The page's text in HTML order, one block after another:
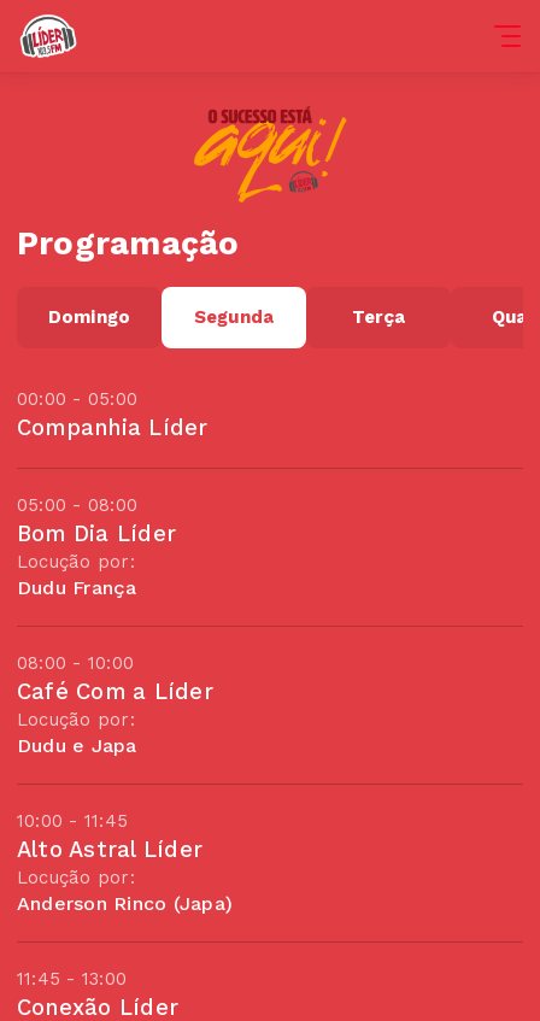
Programação
Domingo Segunda Terça
00:00 - 05:00
Companhia Líder
05:00 - 08:00
Bom Dia Líder
Locução por:
Dudu França
08:00 - 10:00
Café Com a Líder
Locução por:
Dudu e Japa
10:00 - 11:45
Alto Astral Líder
Locução por:
Anderson Rinco (Japa)
11:45 - 13:00
Conexão Líder